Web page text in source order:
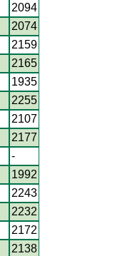
2094
2074
2159
2165
1935
2255
2107
2177
-
1992
2243
2232
2172
2138